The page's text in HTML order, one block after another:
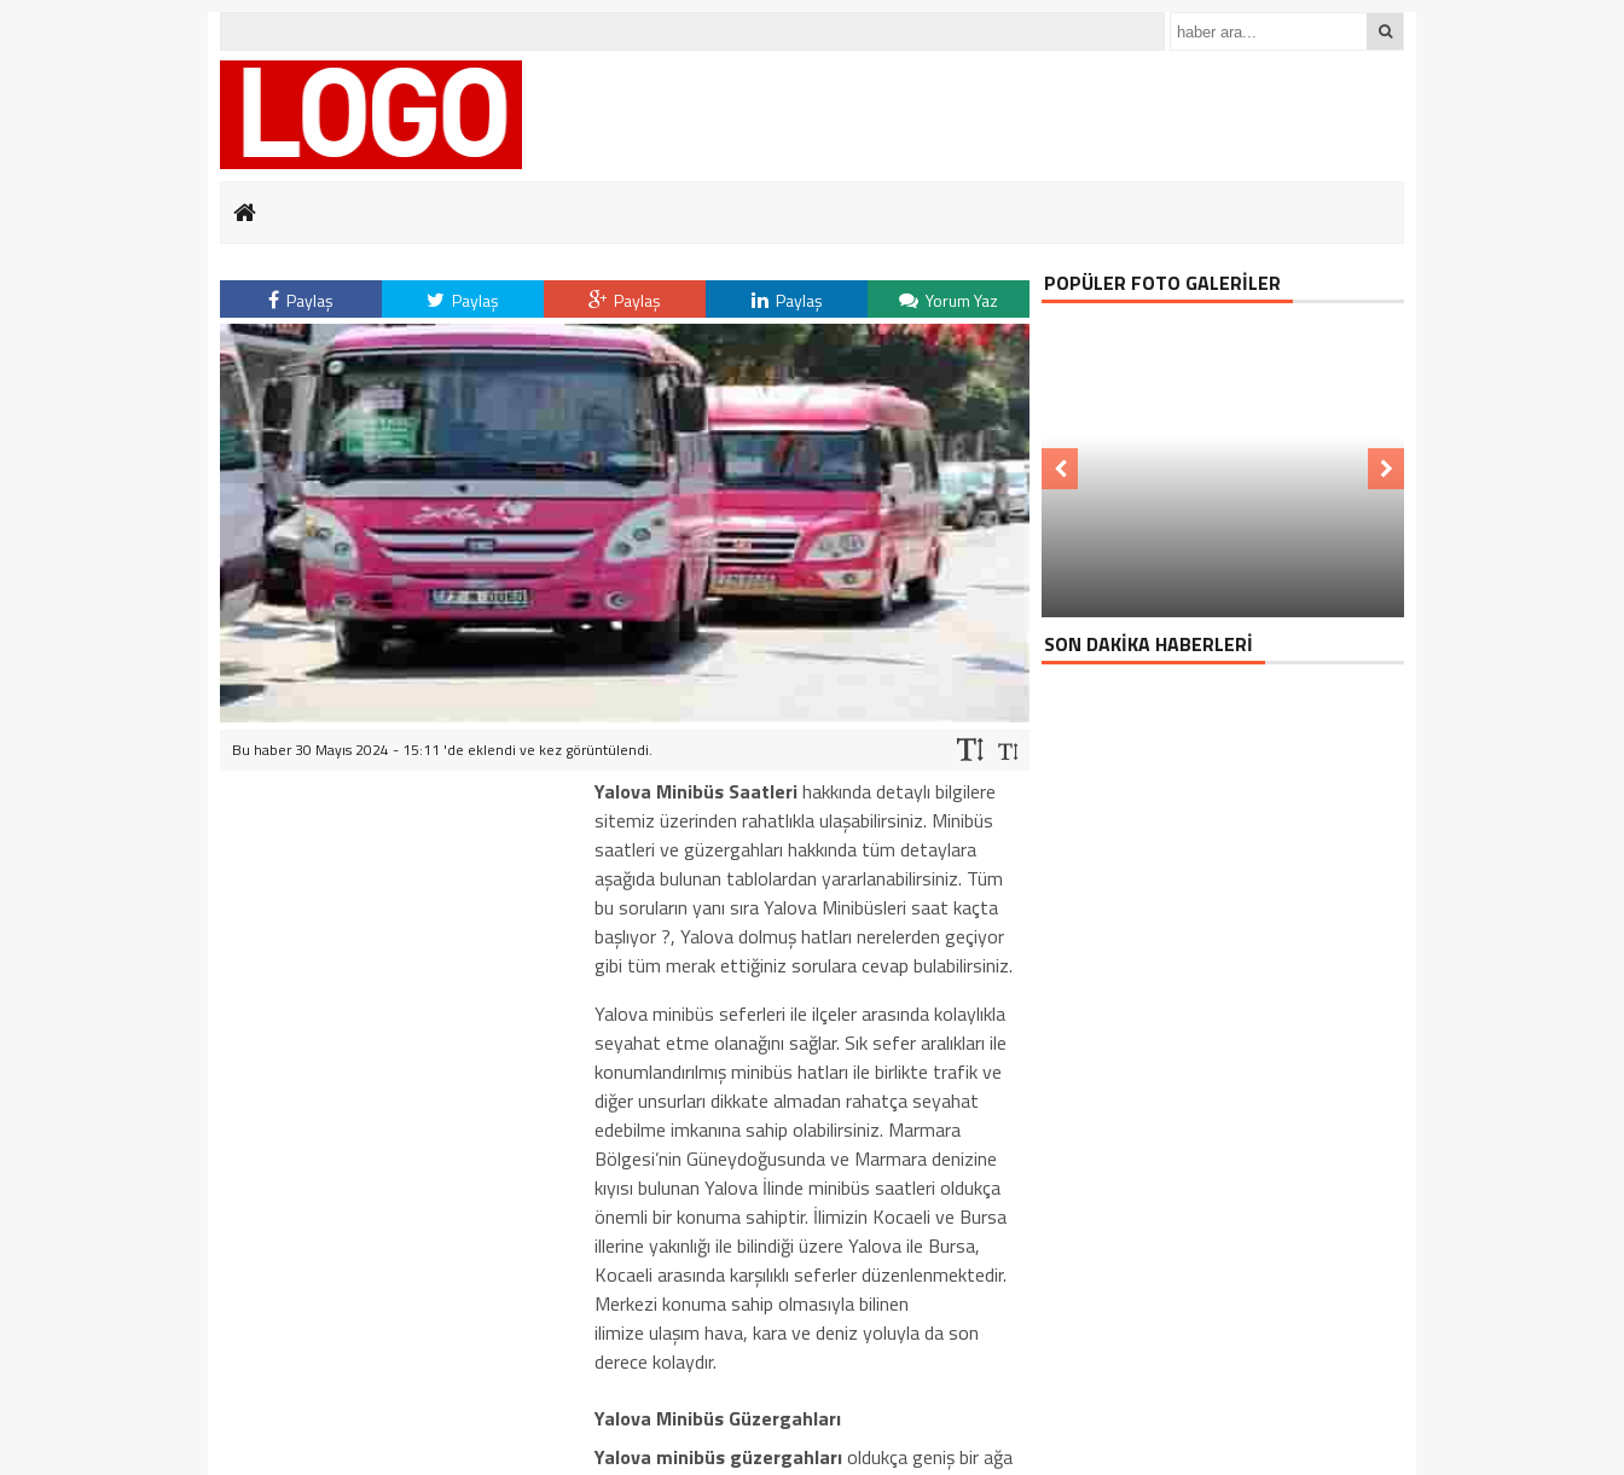
Paylaş Paylaş Paylaş Paylaş Yorum Yaz
Bu haber 30 Mayıs 2024 - 15:11 'de eklendi ve kez görüntülendi.
Yalova Minibüs Saatlerihakkında detaylı bilgilere
sitemiz üzerinden rahatlıkla ulaşabilirsiniz. Minibüs
saatleri ve güzergahları hakkında tüm detaylara
aşağıda bulunan tablolardan yararlanabilirsiniz. Tüm
bu soruların yanı sıra Yalova Minibüsleri saat kaçta
başlıyor ?, Yalova dolmuş hatları nerelerden geçiyor
gibi tüm merak ettiğiniz sorulara cevap bulabilirsiniz.
Yalova minibüs seferleri ile ilçeler arasında kolaylıkla
seyahat etme olanağını sağlar. Sık sefer aralıkları ile
konumlandırılmış minibüs hatları ile birlikte trafik ve
diğer unsurları dikkate almadan rahatça seyahat
edebilme imkanına sahip olabilirsiniz. Marmara
Bölgesi’nin Güneydoğusunda ve Marmara denizine
kıyısı bulunan Yalova İlinde minibüs saatleri oldukça
önemli bir konuma sahiptir. İlimizin Kocaeli ve Bursa
illerine yakınlığı ile bilindiği üzere Yalova ile Bursa,
Kocaeli arasında karşılıklı seferler düzenlenmektedir.
Merkezi konuma sahip olmasıyla bilinen
ilimize ulaşım hava, kara ve deniz yoluyla da son
derece kolaydır.
Yalova Minibüs Güzergahları
Yalova minibüs güzergahlarıoldukça geniş bir ağa
POPÜLER FOTO GALERİLER
SON DAKİKA HABERLERİ